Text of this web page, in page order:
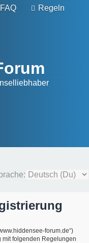
FAQ Regeln
forum.de“)
mit folgenden Regelungen